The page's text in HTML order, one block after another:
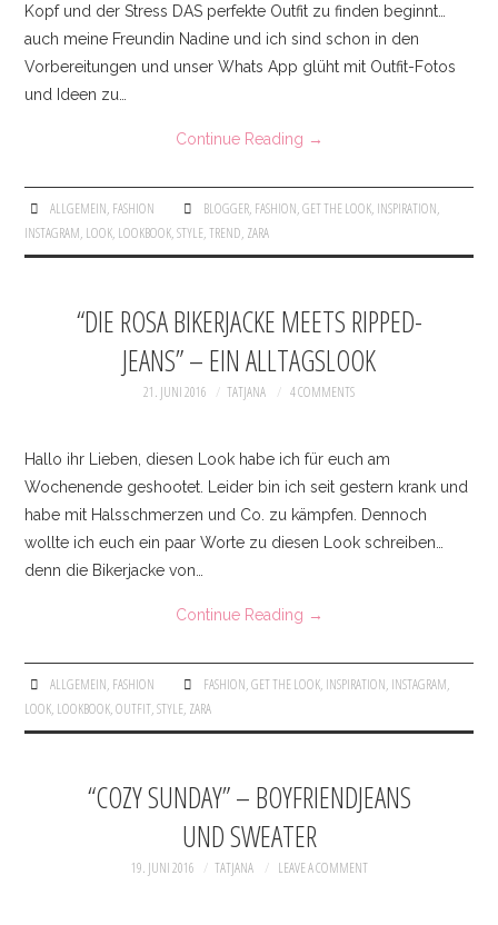
Kopf und der Stress DAS perfekte Outfit zu finden beginnt…
auch meine Freundin Nadine und ich sind schon in den
Vorbereitungen und unser Whats App glüht mit Outfit-Fotos
und Ideen zu…
Continue Reading →
ALLGEMEIN, FASHION BLOGGER, FASHION,GET THE LOOK, INSPIRATION,
INSTAGRAM, LOOK, LOOKBOOK,STYLE,TREND, ZARA
“DIE ROSA BIKERJACKE MEETS RIPPED-
JEANS” – EIN ALLTAGSLOOK
21. JUNI 2016 TATJANA 4 COMMENTS
Hallo ihr Lieben, diesen Look habe ich für euch am
Wochenende geshootet. Leider bin ich seit gestern krank und
habe mit Halsschmerzen und Co. zu kämpfen. Dennoch
wollte ich euch ein paar Worte zu diesen Look schreiben…
denn die Bikerjacke von…
Continue Reading →
ALLGEMEIN, FASHION FASHION,GET THE LOOK, INSPIRATION, INSTAGRAM,
LOOK, LOOKBOOK,OUTFIT,STYLE, ZARA
“COZY SUNDAY” – BOYFRIENDJEANS
UND SWEATER
19. JUNI 2016 TATJANA LEAVE A COMMENT